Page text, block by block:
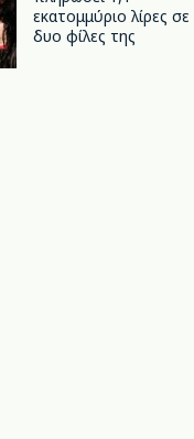
εκατομμύριο λίρες σε
δυο φίλες της